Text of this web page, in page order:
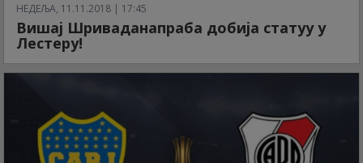
НЕДЕЉА, 11.11.2018 | 17:45
Вишај Шриваданапраба добија статуу у
Лестеру!